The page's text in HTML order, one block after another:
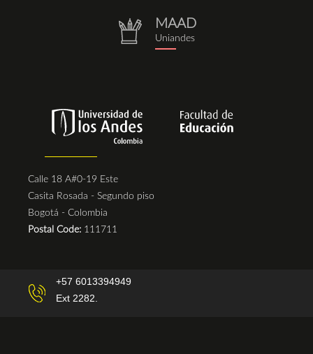
repositorio.png
MAAD
Uniandes
Calle 18 A#0-19 Este
Casita Rosada - Segundo piso
Bogotá - Colombia
Postal Code: 111711
+57 6013394949
Ext 2282.